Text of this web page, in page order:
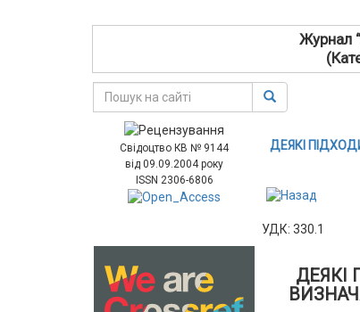
Журнал
Свідоцтво КВ № 9144
від 09.09.2004 року
ISSN 2306-6806
ДЕЯКІ
УДК: 330.1
ДЕЯКІ